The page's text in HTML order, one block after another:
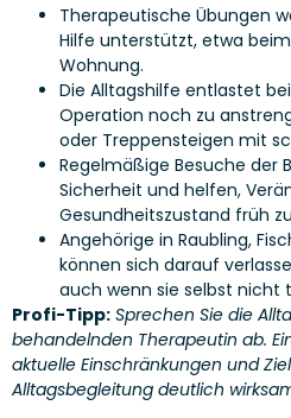
Therapeutische Übungen
Hilfe unterstützt, etwa
Wohnung.
Die Alltagshilfe entlastet
Operation noch zu
oder Treppensteigen mit
Regelmäßige Besuche der
Sicherheit und helfen,
Gesundheitszustand früh
Angehörige in Raubling,
können sich darauf
auch wenn sie selbst nicht
Profi-Tipp: Sprechen Sie die
behandelnden Therapeutin ab.
aktuelle Einschränkungen und
Alltagsbegleitung deutlich